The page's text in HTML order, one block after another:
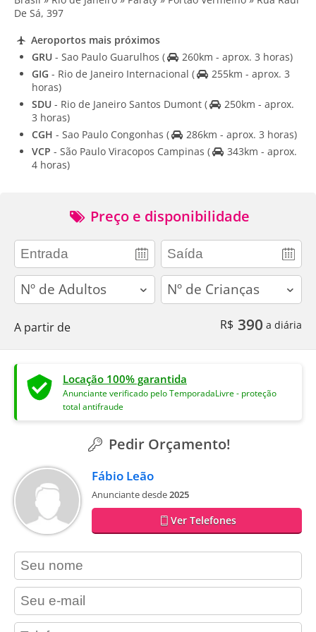
De Sá, 397
Aeroportos mais próximos
GRU - Sao Paulo Guarulhos (
260km - aprox. 3 horas)
GIG - Rio de Janeiro Internacional (
255km - aprox. 3
horas)
SDU - Rio de Janeiro Santos Dumont (
250km - aprox.
3 horas)
CGH - Sao Paulo Congonhas (
286km - aprox. 3 horas)
VCP - São Paulo Viracopos Campinas (
343km - aprox.
4 horas)
Preço e disponibilidade
adults children
A partir de R$ 390 a diária
Locação 100% garantida
Anunciante verificado pelo TemporadaLivre - proteção
total antifraude
Pedir Orçamento!
Fábio Leão
Anunciante desde2025
Ver Telefones
contact_name
contact_email
contact_phone